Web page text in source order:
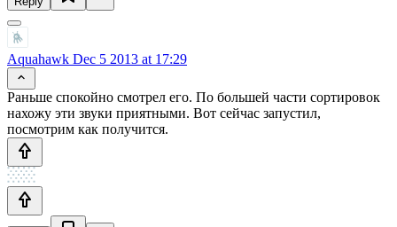
Aquahawk Dec 5 2013 at 17:29
Раньше спокойно смотрел его. По большей части сортировок
нахожу эти звуки приятными. Вот сейчас запустил,
посмотрим как получится.